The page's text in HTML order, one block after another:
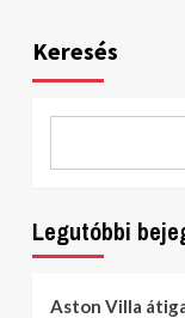
Keresés
Legutóbbi
Aston Villa